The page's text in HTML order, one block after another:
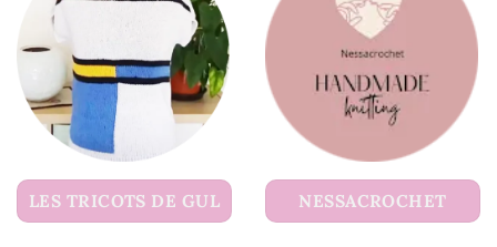
LES TRICOTS DE GUL NESSACROCHET